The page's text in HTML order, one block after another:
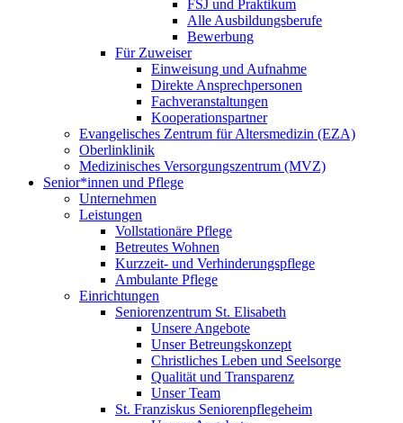
FSJ und Praktikum
Alle Ausbildungsberufe
Bewerbung
Für Zuweiser
Einweisung und Aufnahme
Direkte Ansprechpersonen
Fachveranstaltungen
Kooperationspartner
Evangelisches Zentrum für Altersmedizin (EZA)
Oberlinklinik
Medizinisches Versorgungszentrum (MVZ)
Senior*innen und Pflege
Unternehmen
Leistungen
Vollstationäre Pflege
Betreutes Wohnen
Kurzzeit- und Verhinderungspflege
Ambulante Pflege
Einrichtungen
Seniorenzentrum St. Elisabeth
Unsere Angebote
Unser Betreungskonzept
Christliches Leben und Seelsorge
Qualität und Transparenz
Unser Team
St. Franziskus Seniorenpflegeheim